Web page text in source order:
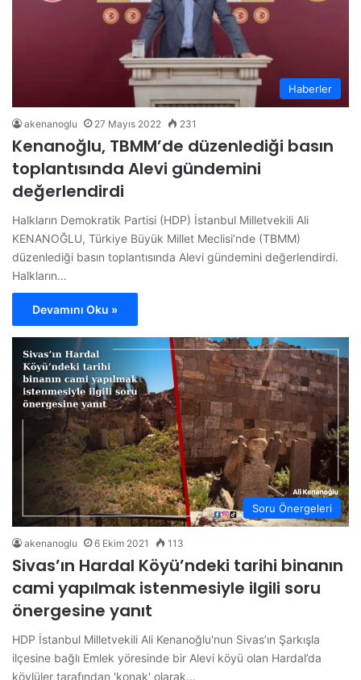
Haberler
akenanoglu 27 Mayıs 2022 231
Kenanoğlu, TBMM’de düzenlediği basın
toplantısında Alevi gündemini
değerlendirdi
Halkların Demokratik Partisi (HDP) İstanbul Milletvekili Ali
KENANOĞLU, Türkiye Büyük Millet Meclisi’nde (TBMM)
düzenlediği basın toplantısında Alevi gündemini değerlendirdi.
Halkların…
Devamını Oku »
Soru Önergeleri
akenanoglu 6 Ekim 2021 113
Sivas’ın Hardal Köyü’ndeki tarihi binanın
cami yapılmak istenmesiyle ilgili soru
önergesine yanıt
HDP İstanbul Milletvekili Ali Kenanoğlu'nun Sivas’ın Şarkışla
ilçesine bağlı Emlek yöresinde bir Alevi köyü olan Hardal’da
köylüler tarafından 'konak' olarak…